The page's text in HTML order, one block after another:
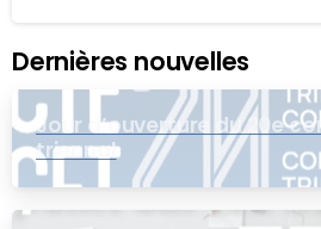
Dernières nouvelles
Jour d’ouverture du 20e
triennal